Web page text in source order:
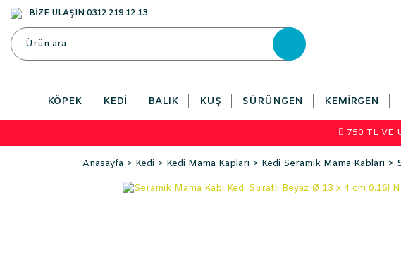
BİZE ULAŞIN 0312 219 12 13
KÖPEK KEDI BALIK KUŞ SÜRÜNGEN KEMIRGEN
750 TL VE
Anasayfa Kedi Kedi Mama Kapları Kedi Seramik Mama Kabları